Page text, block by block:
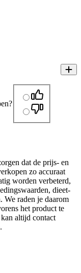
dat de prijs- en
zo accuraat
worden verbeterd,
dieet-
We raden je daarom
het product te
altijd contact